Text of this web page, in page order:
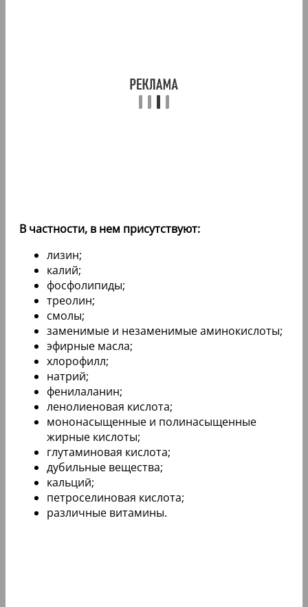
В частности, в нем присутствуют:
лизин;
калий;
фосфолипиды;
треолин;
смолы;
заменимые и незаменимые аминокислоты;
эфирные масла;
хлорофилл;
натрий;
фенилаланин;
ленолиеновая кислота;
мононасыщенные и полинасыщенные
жирные кислоты;
глутаминовая кислота;
дубильные вещества;
кальций;
петроселиновая кислота;
различные витамины.